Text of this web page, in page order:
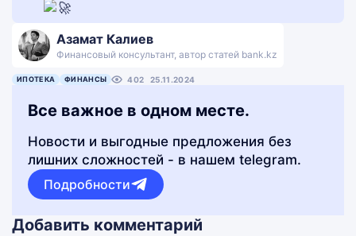
Азамат Калиев
Финансовый консультант, автор статей bank.kz
ИПОТЕКА ФИНАНСЫ 402 25.11.2024
Все важное в одном месте.
Новости и выгодные предложения без
лишних сложностей - в нашем telegram.
Подробности
Добавить комментарий